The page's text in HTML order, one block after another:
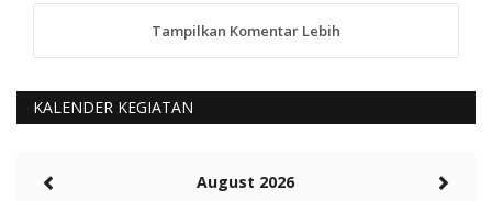
anggy (anakkaos@gmail.com)
Kami perantu bisa baca langsung terkait Pilkada Sumba
5 tahun Yang lalu
Rambu (rambu03@gmail.com)
Tampilkan Komentar Lebih
KALENDER KEGIATAN
August 2026